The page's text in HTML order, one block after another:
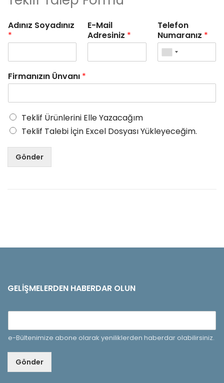
Adınız Soyadınız
*
E-Mail
Adresiniz *
Telefon
Numaranız *
Firmanızın Ünvanı *
Teklif Ürünlerini Elle Yazacağım
Teklif Talebi İçin Excel Dosyası Yükleyeceğim.
Gönder
GELIŞMELERDEN HABERDAR OLUN
e-Bültenimize abone olarak yeniliklerden haberdar olabilirsiniz.
Gönder